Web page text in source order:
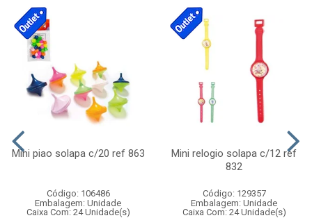
Mini piao solapa c/20 ref 863
Código: 106486
Embalagem: Unidade
Caixa Com: 24 Unidade(s)
Mini relogio solapa c/12 ref
832
Código: 129357
Embalagem: Unidade
Caixa Com: 24 Unidade(s)